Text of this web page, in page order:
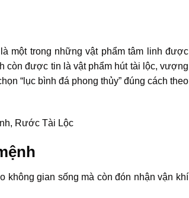
là một trong những vật phẩm tâm linh được
còn được tin là vật phẩm hút tài lộc, vượng
“lục bình đá phong thủy” đúng cách theo
không gian sống mà còn đón nhận vận khí